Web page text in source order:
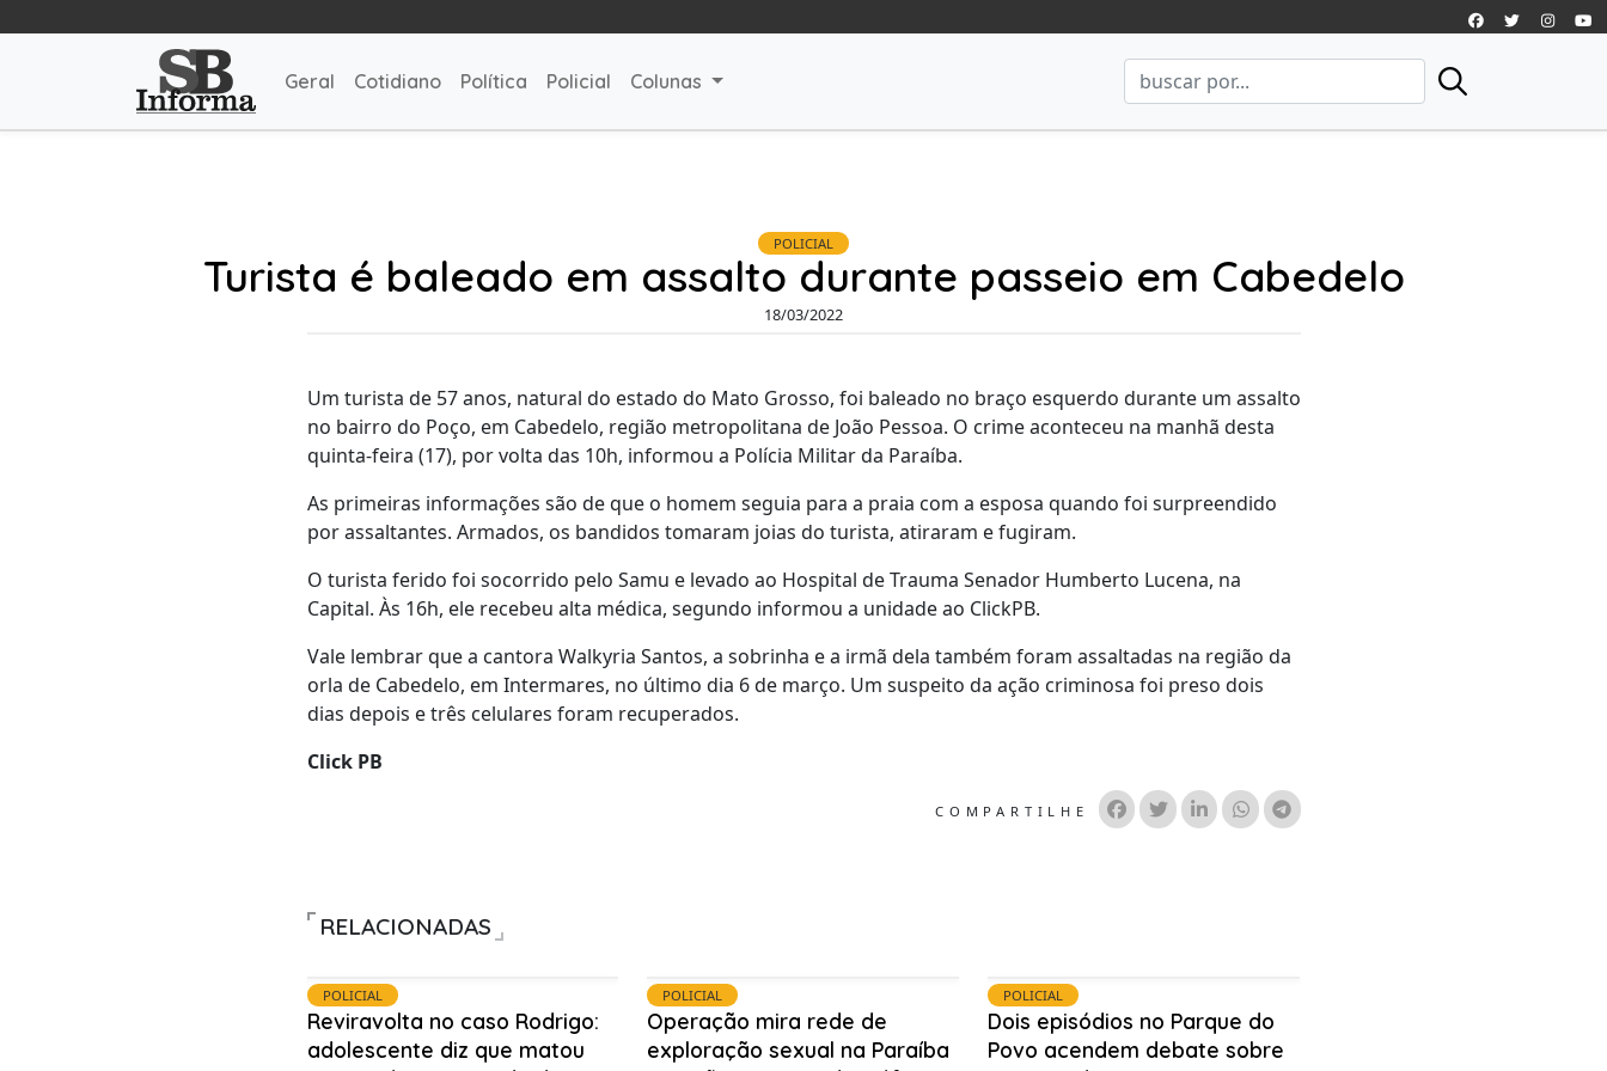
Geral Cotidiano Política Policial Colunas
POLICIAL
Turista é baleado em assalto durante passeio em Cabedelo
18/03/2022
Um turista de 57 anos, natural do estado do Mato Grosso, foi baleado no braço esquerdo durante um assalto
no bairro do Poço, em Cabedelo, região metropolitana de João Pessoa. O crime aconteceu na manhã desta
quinta-feira (17), por volta das 10h, informou a Polícia Militar da Paraíba.
As primeiras informações são de que o homem seguia para a praia com a esposa quando foi surpreendido
por assaltantes. Armados, os bandidos tomaram joias do turista, atiraram e fugiram.
O turista ferido foi socorrido pelo Samu e levado ao Hospital de Trauma Senador Humberto Lucena, na
Capital. Às 16h, ele recebeu alta médica, segundo informou a unidade ao ClickPB.
Vale lembrar que a cantora Walkyria Santos, a sobrinha e a irmã dela também foram assaltadas na região da
orla de Cabedelo, em Intermares, no último dia 6 de março. Um suspeito da ação criminosa foi preso dois
dias depois e três celulares foram recuperados.
Click PB
COMPARTILHE
RELACIONADAS
POLICIAL
Reviravolta no caso Rodrigo:
adolescente diz que matou
POLICIAL
Operação mira rede de
exploração sexual na Paraíba
POLICIAL
Dois episódios no Parque do
Povo acendem debate sobre